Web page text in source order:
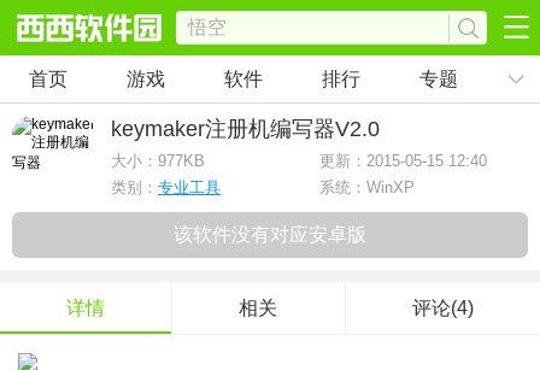
首页 游戏 软件 排行 专题
keymaker注册机编写器V2.0
大小： 977KB
更新：2015-05-15 12:40
类别： 专业工具 系统：WinXP
该软件没有对应安卓版
详情 相关 评论(4)